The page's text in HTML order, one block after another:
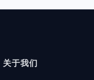
关于我们